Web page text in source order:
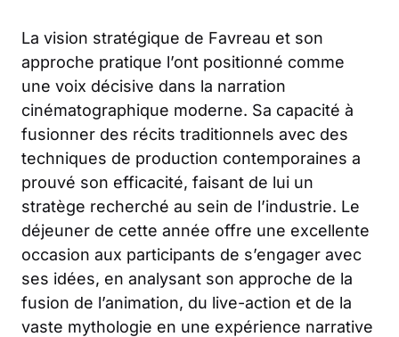
La vision stratégique de Favreau et son
approche pratique l’ont positionné comme
une voix décisive dans la narration
cinématographique moderne. Sa capacité à
fusionner des récits traditionnels avec des
techniques de production contemporaines a
prouvé son efficacité, faisant de lui un
stratège recherché au sein de l’industrie. Le
déjeuner de cette année offre une excellente
occasion aux participants de s’engager avec
ses idées, en analysant son approche de la
fusion de l’animation, du live-action et de la
vaste mythologie en une expérience narrative